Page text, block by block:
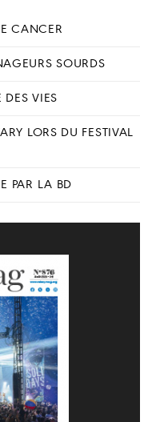
CANCER
SOURDS
VIES
LORS DU FESTIVAL
PAR LA BD